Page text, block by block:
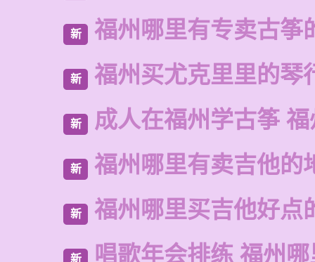
新 福州哪里有专卖古筝
新 福州买尤克里里的琴
新 成人在福州学古筝
新 福州哪里有卖吉他的
新 福州哪里买吉他好点
新 唱歌年会排练 福州